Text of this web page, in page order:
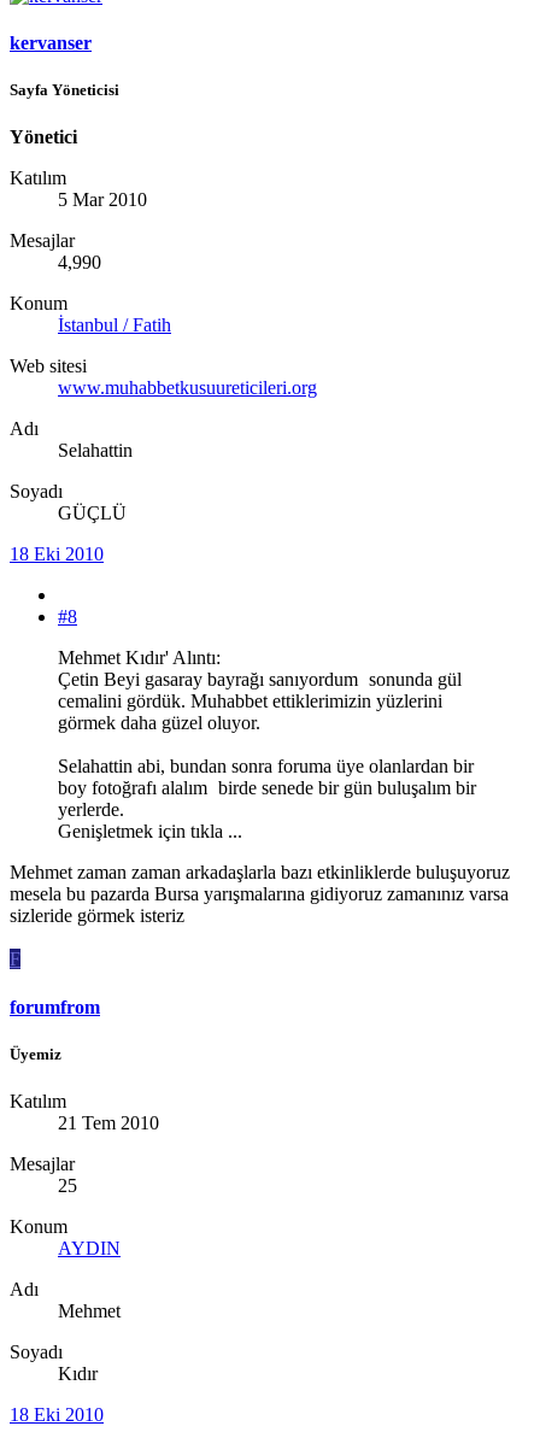
kervanser
Sayfa Yöneticisi
Yönetici
Katılım
5 Mar 2010
Mesajlar
4,990
Konum
İstanbul / Fatih
Web sitesi
www.muhabbetkusuureticileri.org
Adı
Selahattin
Soyadı
GÜÇLÜ
18 Eki 2010
#8
Mehmet Kıdır' Alıntı:
Çetin Beyi gasaray bayrağı sanıyordum sonunda gül
cemalini gördük. Muhabbet ettiklerimizin yüzlerini
görmek daha güzel oluyor.
Selahattin abi, bundan sonra foruma üye olanlardan bir
boy fotoğrafı alalım birde senede bir gün buluşalım bir
yerlerde.
Genişletmek için tıkla ...
Mehmet zaman zaman arkadaşlarla bazı etkinliklerde buluşuyoruz
mesela bu pazarda Bursa yarışmalarına gidiyoruz zamanınız varsa
sizleride görmek isteriz
F
forumfrom
Üyemiz
Katılım
21 Tem 2010
Mesajlar
25
Konum
AYDIN
Adı
Mehmet
Soyadı
Kıdır
18 Eki 2010